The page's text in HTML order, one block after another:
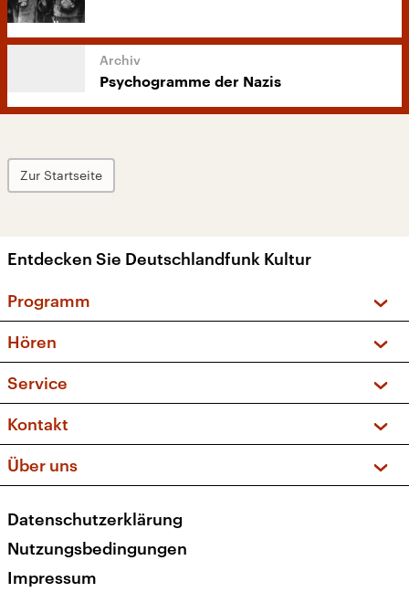
Psychogramme der Nazis
Zur Startseite
Entdecken Sie Deutschlandfunk Kultur
Programm
Sendungen und Podcasts
Musikliste
Kakadu – Das Kinderprogramm
Hören
Frequenzen (UKW + DAB+)
Service
FAQ
Apps
Newsletter
Veranstaltungen
Kontakt
Social Media
Über uns
Presse
Karriere
Transparenz
Datenschutzerklärung
Nutzungsbedingungen
Impressum